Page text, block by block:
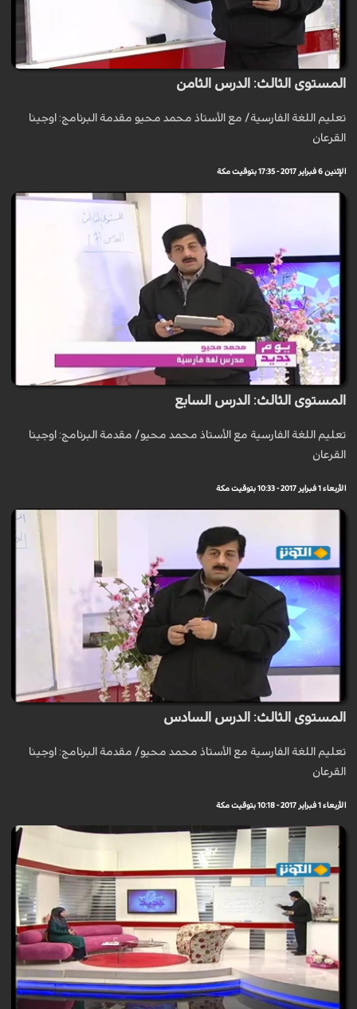
المستوى الثالث: الدرس الثامن
تعليم اللغة الفارسية/ مع الأستاذ محمد محيو مقدمة البرنامج: اوجينا
القرعان
الإثنين 6 فبراير 2017 - 17:35 بتوقيت مكة
المستوى الثالث: الدرس السابع
تعليم اللغة الفارسية مع الأستاذ محمد محيو/ مقدمة البرنامج: اوجينا
القرعان
الأربعاء 1 فبراير 2017 - 10:33 بتوقيت مكة
المستوى الثالث: الدرس السادس
تعليم اللغة الفارسية مع الأستاذ محمد محيو/ مقدمة البرنامج: اوجينا
القرعان
الأربعاء 1 فبراير 2017 - 10:18 بتوقيت مكة